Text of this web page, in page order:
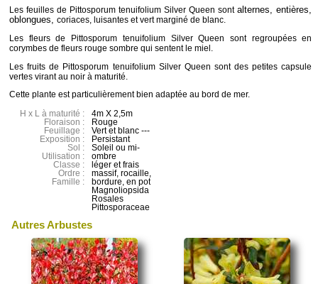
Les feuilles de Pittosporum tenuifolium Silver Queen sontalternes, entières,
oblongues,coriaces, luisantes et vert marginé de blanc.
Les fleurs de Pittosporum tenuifolium Silver Queen sont regroupées en
corymbes de fleurs rouge sombre qui sentent le miel.
Les fruits de Pittosporum tenuifolium Silver Queen sont des petites capsule
vertes virant au noir à maturité.
Cette plante est particulièrement bien adaptée au bord de mer.
H x L à maturité :
Floraison :
Feuillage :
Exposition :
Sol :
Utilisation :
Classe :
Ordre :
Famille :
4m X 2,5m
Rouge
Vert et blanc ---
Persistant
Soleil ou mi-
ombre
léger et frais
massif, rocaille,
bordure, en pot
Magnoliopsida
Rosales
Pittosporaceae
Autres Arbustes